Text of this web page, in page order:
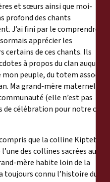
et sœurs ainsi que moi-
profond des chants
J’ai fini par le comprendre
apprécier les
certains de ces chants. Ils
à propos du clan auquel
peuple, du totem associé
Ma grand-mère maternelle,
(elle n’est pas
célébration pour notre clan
que la colline Kipteber
des collines sacrées au
mère habite loin de la
connu l’histoire du